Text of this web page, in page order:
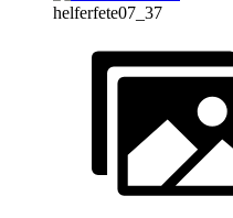
helferfete07_37